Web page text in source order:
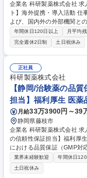
企業名 科研製薬株式会社 求人名 【京都/創薬研究プロジェクトマネジメン
ト】海外提携・導入活動 仕事の内容 創薬研究プロジェクトの進行管理お
よび、国内外の外部機関と
業務を担当します。新薬創
する役割です。 創薬研究ステージにおけるプロジェクトマネジメント業務
全般を担います。研究計画
ョン推進のため、国内外の
連携。共同研究の打診や有
ライセンス）に向けた探索、
集職種 【京都/創薬研究プ
年間休日120日以上 月平均
完全週休2日制
土日祝休み
正社員
科研製薬株式会社
【静岡/治験薬の品
担当】福利厚生 医薬
月給33万3900円～39
静岡県藤枝市
企業名 科研製薬株式会社 求人名 【静岡/治験薬の品質保証および申請資料
の信頼性保証担当】福利厚生◎ 仕事の内容 開発段階の医薬品（治
における品質保証（GMP対
CMC資料（CTD等）の信
える重要な役割です。 治験薬GMPに基づく製造・試験記録の照査、委託
先監査、変更・逸脱管理、
業界未経験歓迎 年間休日
土日祝休み